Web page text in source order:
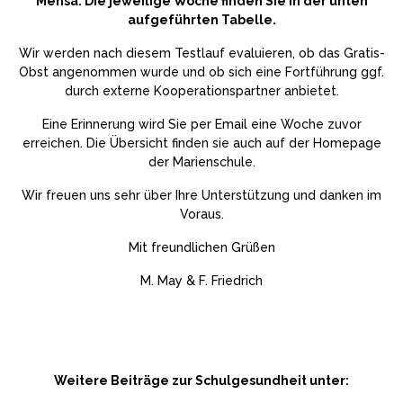
aufgeführten Tabelle.
Wir werden nach diesem Testlauf evaluieren, ob das Gratis-
Obst angenommen wurde und ob sich eine Fortführung ggf.
durch externe Kooperationspartner anbietet.
Eine Erinnerung wird Sie per Email eine Woche zuvor
erreichen. Die Übersicht finden sie auch auf der Homepage
der Marienschule.
Wir freuen uns sehr über Ihre Unterstützung und danken im
Voraus.
Mit freundlichen Grüßen
M. May & F. Friedrich
Weitere Beiträge zur Schulgesundheit unter: